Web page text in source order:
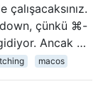
çünkü ⌘-
Ancak …
macos